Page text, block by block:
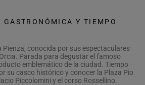
GASTRONÓMICA Y TIEMPO
Pienza, conocida por sus espectaculares
Parada para degustar el famoso
emblemático de la ciudad. Tiempo
su casco histórico y conocer la Plaza Pio
Piccolomini y el corso Rossellino.